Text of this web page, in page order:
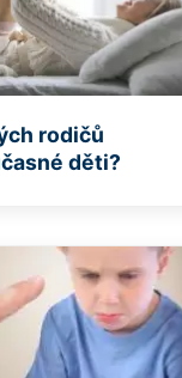
rodičů
děti?